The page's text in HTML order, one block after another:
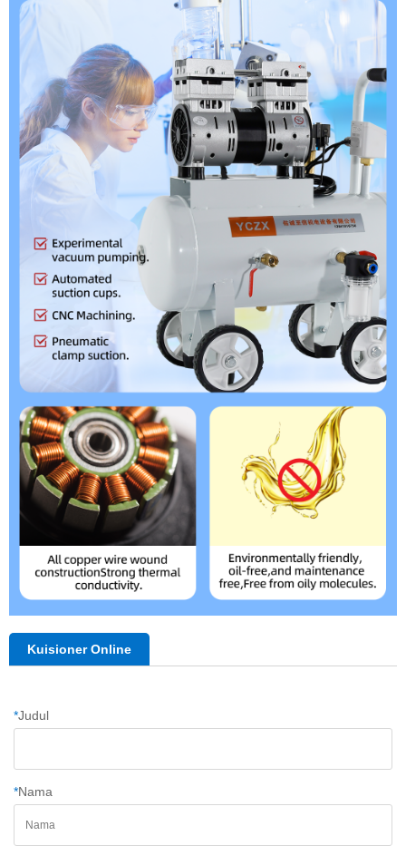
Kuisioner Online
*Judul
*Nama